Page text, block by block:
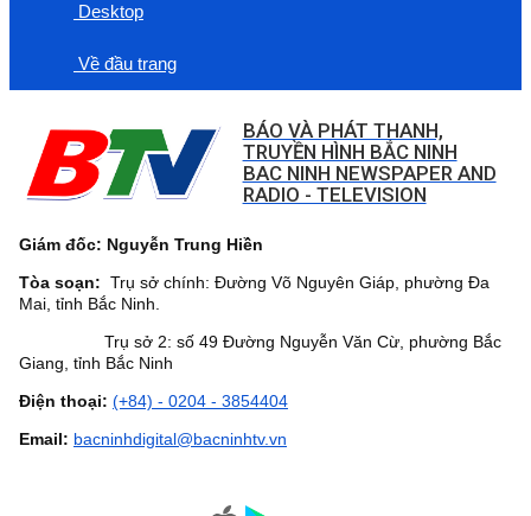
Desktop
Về đầu trang
BÁO VÀ PHÁT THANH,
TRUYỀN HÌNH BẮC NINH
BAC NINH NEWSPAPER AND
RADIO - TELEVISION
Giám đốc: Nguyễn Trung Hiền
Tòa soạn: Trụ sở chính: Đường Võ Nguyên Giáp, phường Đa
Mai, tỉnh Bắc Ninh.
Trụ sở 2: số 49 Đường Nguyễn Văn Cừ, phường Bắc
Giang, tỉnh Bắc Ninh
Điện thoại: (+84) - 0204 - 3854404
Email: bacninhdigital@bacninhtv.vn